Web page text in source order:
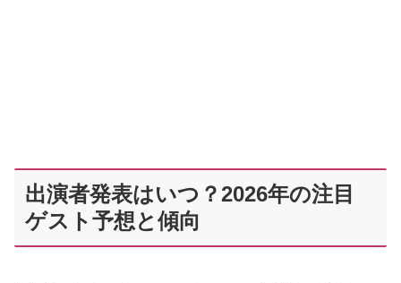
出演者発表はいつ？2026年の注目
ゲスト予想と傾向